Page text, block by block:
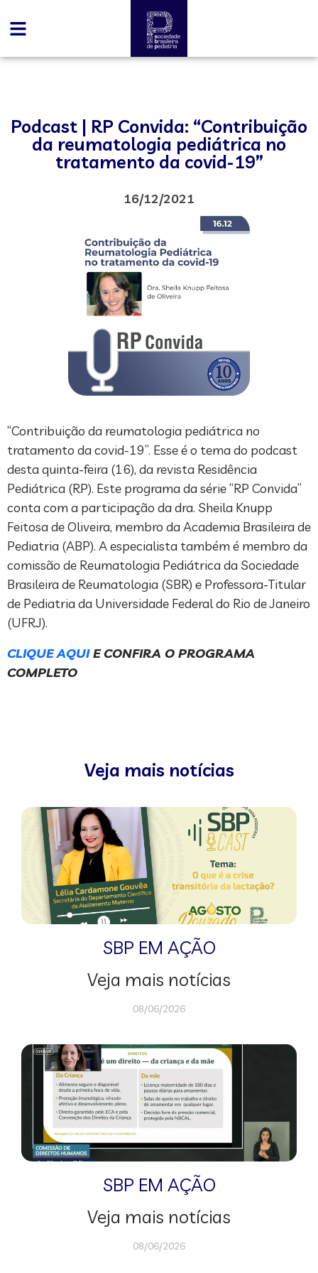
Podcast | RP Convida: “Contribuição
da reumatologia pediátrica no
tratamento da covid-19”
16/12/2021
“Contribuição da reumatologia pediátrica no
tratamento da covid-19”. Esse é o tema do podcast
desta quinta-feira (16), da revista Residência
Pediátrica (RP). Este programa da série “RP Convida”
conta com a participação da dra. Sheila Knupp
Feitosa de Oliveira, membro da Academia Brasileira de
Pediatria (ABP). A especialista também é membro da
comissão de Reumatologia Pediátrica da Sociedade
Brasileira de Reumatologia (SBR) e Professora-Titular
de Pediatria da Universidade Federal do Rio de Janeiro
(UFRJ).
CLIQUE AQUIE CONFIRA O PROGRAMA
COMPLETO
Veja mais notícias
SBP EM AÇÃO
Veja mais notícias
08/06/2026
SBP EM AÇÃO
Veja mais notícias
08/06/2026